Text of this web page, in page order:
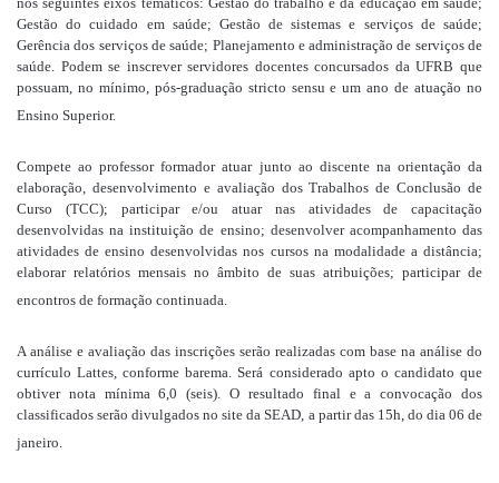
Gestão do cuidado em saúde; Gestão de sistemas e serviços de saúde;
Gerência dos serviços de saúde; Planejamento e administração de serviços de
saúde. Podem se inscrever servidores docentes concursados da UFRB que
possuam, no mínimo, pós-graduação stricto sensu e um ano de atuação no
Ensino Superior.
Compete ao professor formador atuar junto ao discente na orientação da
elaboração, desenvolvimento e avaliação dos Trabalhos de Conclusão de
Curso (TCC); participar e/ou atuar nas atividades de capacitação
desenvolvidas na instituição de ensino; desenvolver acompanhamento das
atividades de ensino desenvolvidas nos cursos na modalidade a distância;
elaborar relatórios mensais no âmbito de suas atribuições; participar de
encontros de formação continuada.
A análise e avaliação das inscrições serão realizadas com base na análise do
currículo Lattes, conforme barema. Será considerado apto o candidato que
obtiver nota mínima 6,0 (seis). O resultado final e a convocação dos
classificados serão divulgados no site da SEAD, a partir das 15h, do dia 06 de
janeiro.